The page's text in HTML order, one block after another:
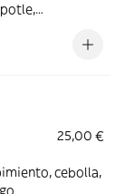
25,00 €
cebolla,